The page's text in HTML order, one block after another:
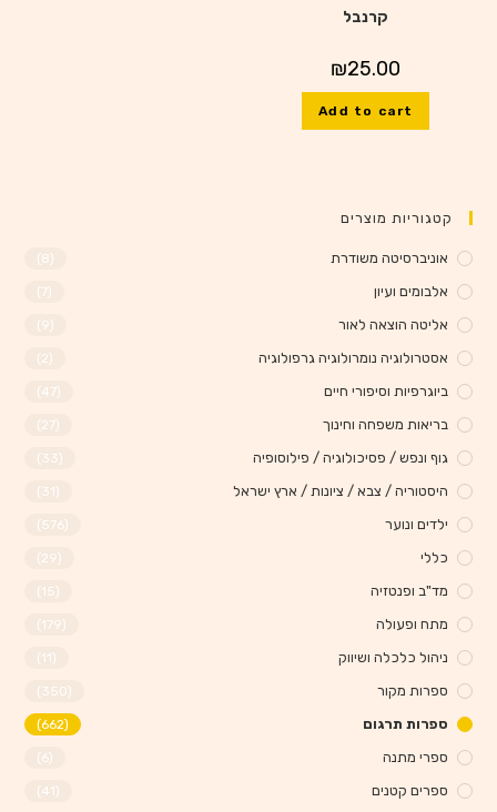
קרנבל
₪25.00
Add to cart
קטגוריות מוצרים
אוניברסיטה משודרת (8)
אלבומים ועיון (7)
אליטה הוצאה לאור (9)
אסטרולוגיה נומרולוגיה גרפולוגיה (2)
ביוגרפיות וסיפורי חיים (47)
בריאות משפחה וחינוך (27)
גוף ונפש / פסיכולוגיה / פילוסופיה (33)
היסטוריה / צבא / ציונות / ארץ ישראל (31)
ילדים ונוער (576)
כללי (29)
מד"ב ופנטזיה (15)
מתח ופעולה (179)
ניהול כלכלה ושיווק (11)
ספרות מקור (350)
ספרות תרגום (662)
ספרי מתנה (6)
ספרים קטנים (41)